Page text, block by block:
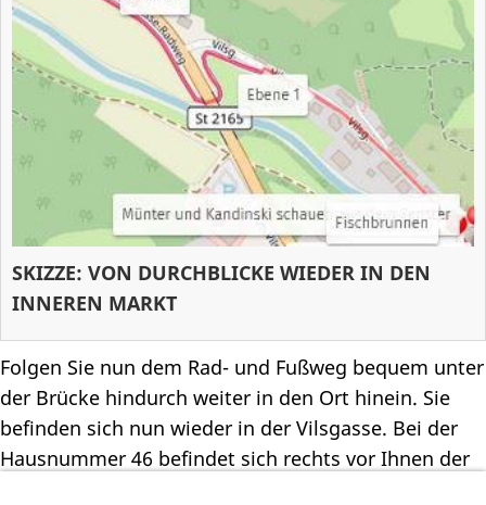
SKIZZE: VON DURCHBLICKE WIEDER IN DEN
INNEREN MARKT
Folgen Sie nun dem Rad- und Fußweg bequem unter
der Brücke hindurch weiter in den Ort hinein. Sie
befinden sich nun wieder in der Vilsgasse. Bei der
Hausnummer 46 befindet sich rechts vor Ihnen der